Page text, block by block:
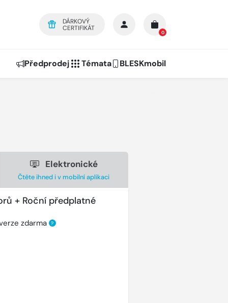
DÁRKOVÝ
CERTIFIKÁT
0
Předprodej Témata BLESKmobil
Elektronické
Čtěte ihned i v mobilní aplikaci
+ Roční předplatné
zdarma ?